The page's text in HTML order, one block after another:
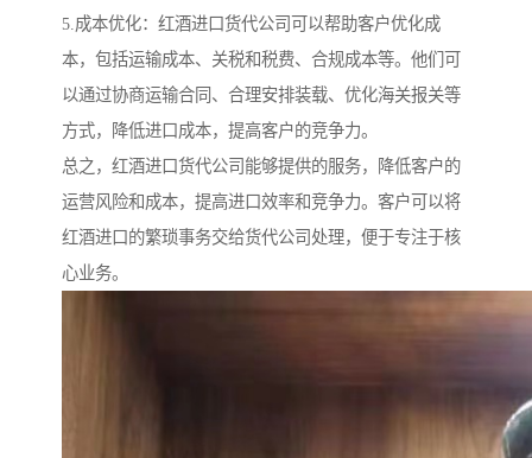
5.成本优化：红酒进口货代公司可以帮助客户优化成
本，包括运输成本、关税和税费、合规成本等。他们可
以通过协商运输合同、合理安排装载、优化海关报关等
方式，降低进口成本，提高客户的竞争力。
总之，红酒进口货代公司能够提供的服务，降低客户的
运营风险和成本，提高进口效率和竞争力。客户可以将
红酒进口的繁琐事务交给货代公司处理，便于专注于核
心业务。